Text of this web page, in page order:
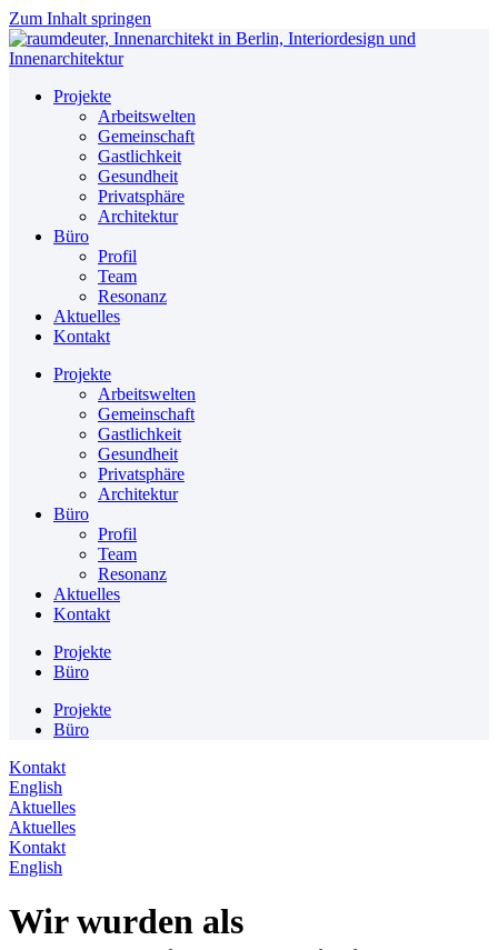
Zum Inhalt springen
Projekte
Arbeitswelten
Gemeinschaft
Gastlichkeit
Gesundheit
Privatsphäre
Architektur
Büro
Profil
Team
Resonanz
Aktuelles
Kontakt
Projekte
Arbeitswelten
Gemeinschaft
Gastlichkeit
Gesundheit
Privatsphäre
Architektur
Büro
Profil
Team
Resonanz
Aktuelles
Kontakt
Projekte
Büro
Projekte
Büro
Kontakt
English
Aktuelles
Aktuelles
Kontakt
English
Wir wurden als